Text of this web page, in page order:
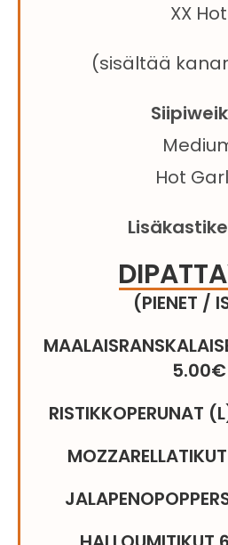
XX Hot
(sisältää
Hot
(PIENET /
5.00€